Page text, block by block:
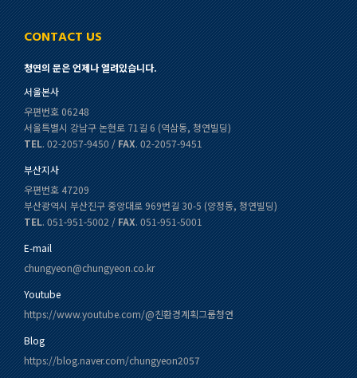
CONTACT US
청연의 문은 언제나 열려있습니다.
서울본사
우편번호 06248
서울특별시 강남구 논현로 71길 6 (역삼동, 청연빌딩)
TEL. 02-2057-9450 /FAX. 02-2057-9451
부산지사
우편번호 47209
부산광역시 부산진구 중앙대로 969번길 30-5 (양정동, 청연빌딩)
TEL. 051-951-5002 /FAX. 051-951-5001
E-mail
chungyeon@chungyeon.co.kr
Youtube
https://www.youtube.com/@친환경계획그룹청연
Blog
https://blog.naver.com/chungyeon2057